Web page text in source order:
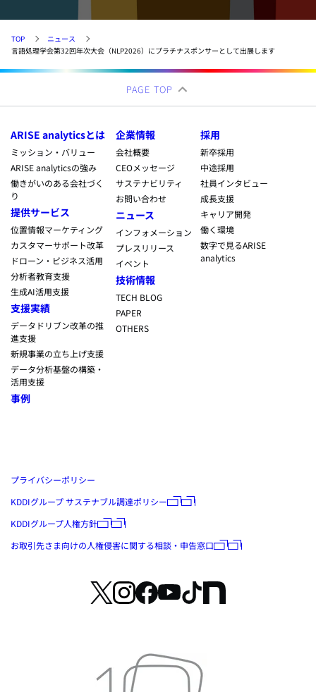
TOP
ニュース
言語処理学会第32回年次大会（NLP2026）にプラチナスポンサーとして出展します
PAGE TOP
プライバシーポリシー
KDDIグループ サステナブル調達ポリシー
KDDIグループ人権方針
お取引先さま向けの人権侵害に関する相談・申告窓口
ARISE analyticsとは
ミッション・バリュー
ARISE analyticsの強み
働きがいのある会社づく
り
提供サービス
位置情報マーケティング
カスタマーサポート改革
ドローン・ビジネス活用
分析者教育支援
生成AI活用支援
支援実績
データドリブン改革の推
進支援
新規事業の立ち上げ支援
データ分析基盤の構築・
活用支援
事例
企業情報
会社概要
CEOメッセージ
サステナビリティ
お問い合わせ
ニュース
インフォメーション
プレスリリース
イベント
技術情報
TECH BLOG
PAPER
OTHERS
採用
新卒採用
中途採用
社員インタビュー
成長支援
キャリア開発
働く環境
数字で見るARISE
analytics